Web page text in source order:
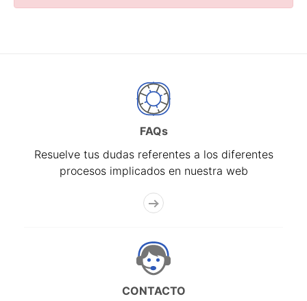
Mostrar/Ocultar
FAQs
Resuelve tus dudas referentes a los diferentes
procesos implicados en nuestra web
CONTACTO